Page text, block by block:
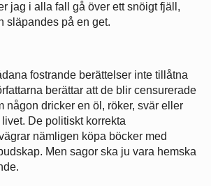
jag i alla fall gå över ett snöigt fjäll,
släpandes på en get.
fostrande berättelser inte tillåtna
berättar att de blir censurerade
någon dricker en öl, röker, svär eller
De politiskt korrekta
nämligen köpa böcker med
Men sagor ska ju vara hemska